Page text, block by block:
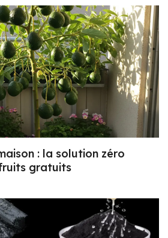
: la solution zéro
gratuits